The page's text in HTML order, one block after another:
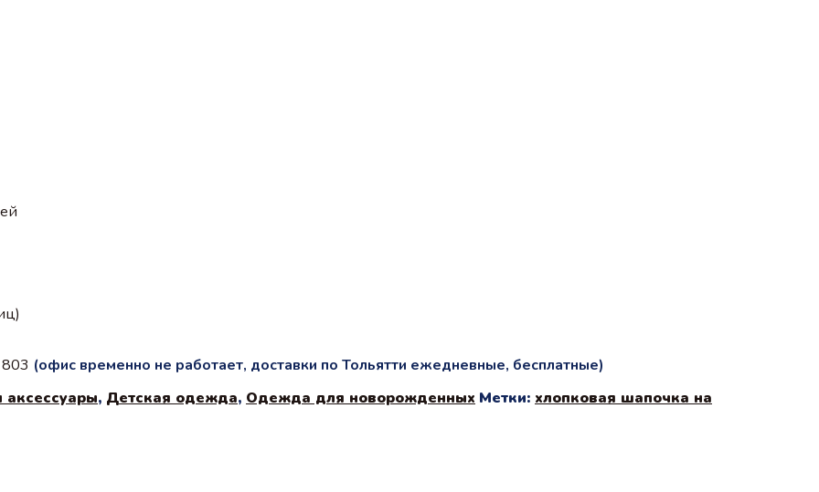
(офис временно не работает, доставки по Тольятти ежедневные, бесплатные)
аксессуары, Детская одежда, Одежда для новорожденных Метки: хлопковая шапочка на